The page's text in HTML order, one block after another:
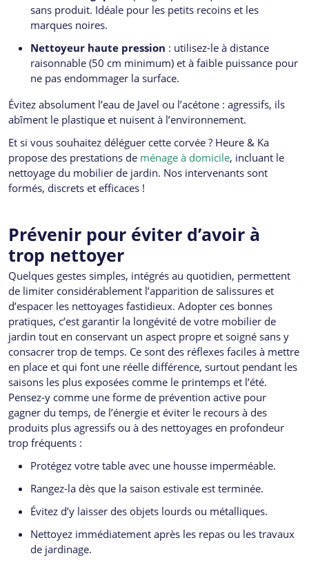
sans produit. Idéale pour les petits recoins et les
marques noires.
Nettoyeur haute pression : utilisez-le à distance
raisonnable (50 cm minimum) et à faible puissance pour
ne pas endommager la surface.
Évitez absolument l’eau de Javel ou l’acétone : agressifs, ils
abîment le plastique et nuisent à l’environnement.
Et si vous souhaitez déléguer cette corvée ? Heure & Ka
propose des prestations de ménage à domicile, incluant le
nettoyage du mobilier de jardin. Nos intervenants sont
formés, discrets et efficaces !
Prévenir pour éviter d’avoir à
trop nettoyer
Quelques gestes simples, intégrés au quotidien, permettent
de limiter considérablement l’apparition de salissures et
d’espacer les nettoyages fastidieux. Adopter ces bonnes
pratiques, c’est garantir la longévité de votre mobilier de
jardin tout en conservant un aspect propre et soigné sans y
consacrer trop de temps. Ce sont des réflexes faciles à mettre
en place et qui font une réelle différence, surtout pendant les
saisons les plus exposées comme le printemps et l’été.
Pensez-y comme une forme de prévention active pour
gagner du temps, de l’énergie et éviter le recours à des
produits plus agressifs ou à des nettoyages en profondeur
trop fréquents :
Protégez votre table avec une housse imperméable.
Rangez-la dès que la saison estivale est terminée.
Évitez d’y laisser des objets lourds ou métalliques.
Nettoyez immédiatement après les repas ou les travaux
de jardinage.